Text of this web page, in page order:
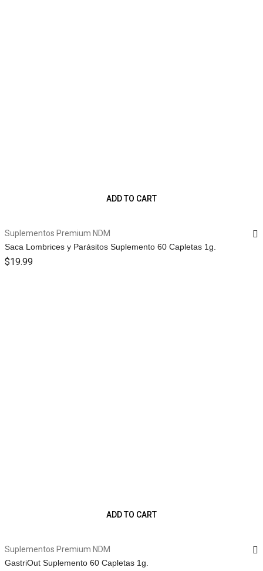
ADD TO CART
Suplementos Premium NDM
Saca Lombrices y Parásitos Suplemento 60 Capletas 1g.
$19.99
ADD TO CART
Suplementos Premium NDM
GastriOut Suplemento 60 Capletas 1g.